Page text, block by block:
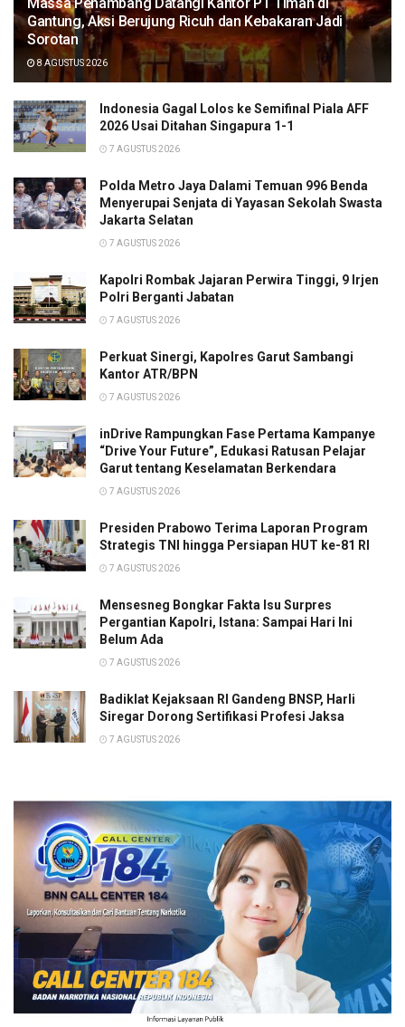
Gantung, Aksi Berujung Ricuh dan Kebakaran Jadi
Sorotan
8 AGUSTUS 2026
Indonesia Gagal Lolos ke Semifinal Piala AFF
2026 Usai Ditahan Singapura 1-1
7 AGUSTUS 2026
Polda Metro Jaya Dalami Temuan 996 Benda
Menyerupai Senjata di Yayasan Sekolah Swasta
Jakarta Selatan
7 AGUSTUS 2026
Kapolri Rombak Jajaran Perwira Tinggi, 9 Irjen
Polri Berganti Jabatan
7 AGUSTUS 2026
Perkuat Sinergi, Kapolres Garut Sambangi
Kantor ATR/BPN
7 AGUSTUS 2026
inDrive Rampungkan Fase Pertama Kampanye
“Drive Your Future”, Edukasi Ratusan Pelajar
Garut tentang Keselamatan Berkendara
7 AGUSTUS 2026
Presiden Prabowo Terima Laporan Program
Strategis TNI hingga Persiapan HUT ke-81 RI
7 AGUSTUS 2026
Mensesneg Bongkar Fakta Isu Surpres
Pergantian Kapolri, Istana: Sampai Hari Ini
Belum Ada
7 AGUSTUS 2026
Badiklat Kejaksaan RI Gandeng BNSP, Harli
Siregar Dorong Sertifikasi Profesi Jaksa
7 AGUSTUS 2026